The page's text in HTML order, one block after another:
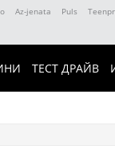
Az-jenata Puls
ТЕСТ ДРАЙВ